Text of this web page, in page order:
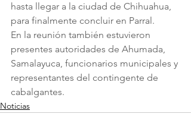
hasta llegar a la ciudad de Chihuahua,
para finalmente concluir en Parral.
En la reunión también estuvieron
presentes autoridades de Ahumada,
Samalayuca, funcionarios municipales y
representantes del contingente de
cabalgantes.
Noticias